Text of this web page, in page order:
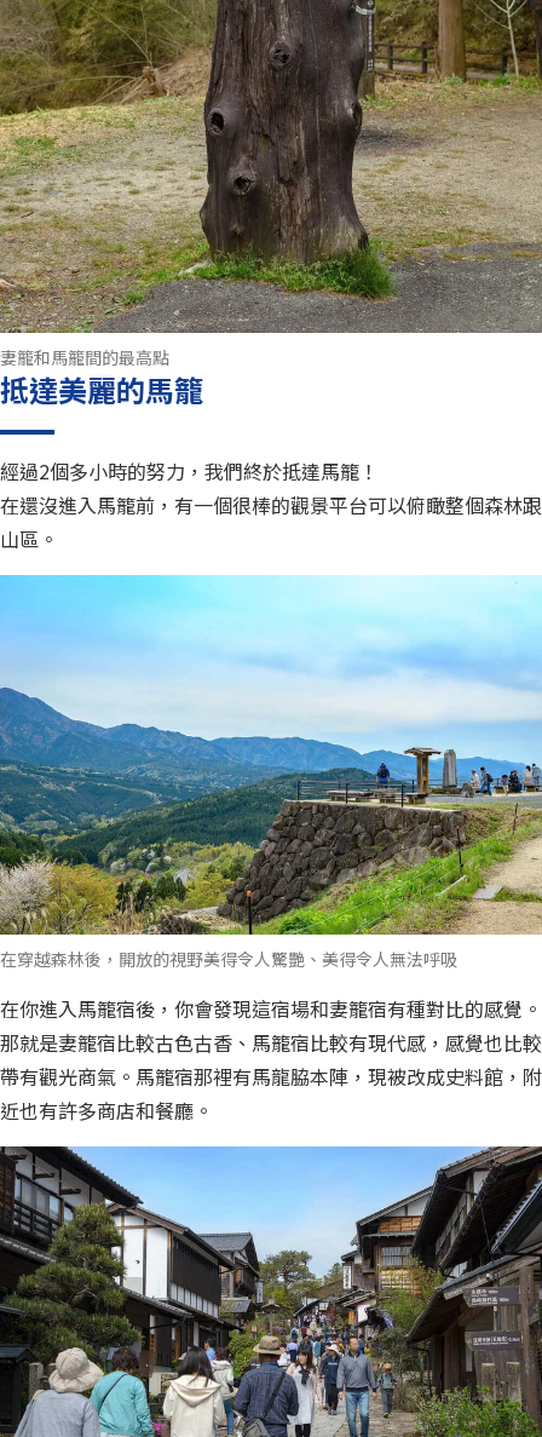
妻籠和馬籠間的最高點
抵達美麗的馬籠
經過2個多小時的努力，我們終於抵達馬籠！
在還沒進入馬籠前，有一個很棒的觀景平台可以俯瞰整個森林跟
山區。
在穿越森林後，開放的視野美得令人驚艷、美得令人無法呼吸
在你進入馬籠宿後，你會發現這宿場和妻籠宿有種對比的感覺。
那就是妻籠宿比較古色古香、馬籠宿比較有現代感，感覺也比較
帶有觀光商氣。馬籠宿那裡有馬龍脇本陣，現被改成史料館，附
近也有許多商店和餐廳。